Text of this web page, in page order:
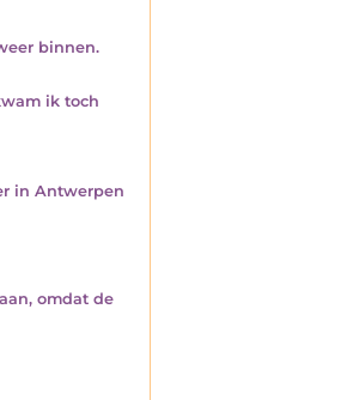
binnen.
ik toch
in Antwerpen
omdat de